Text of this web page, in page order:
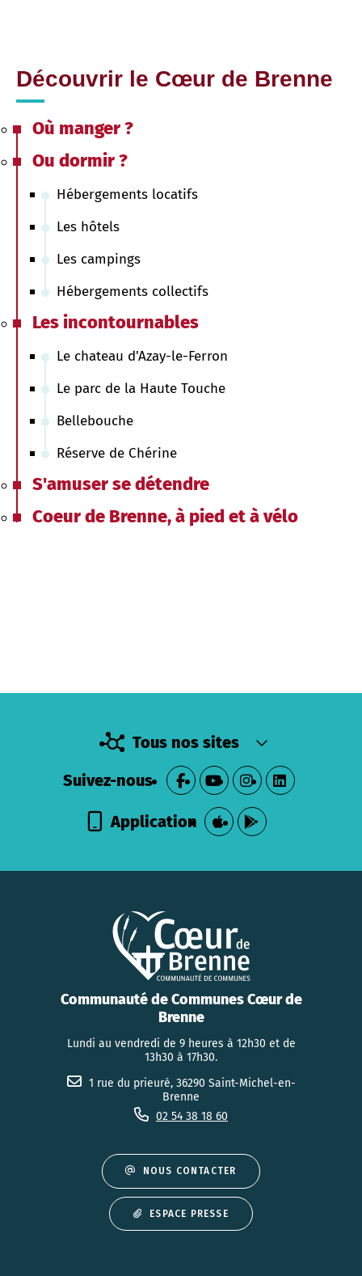
Découvrir le Cœur de Brenne
Où manger ?
Ou dormir ?
Hébergements locatifs
Les hôtels
Les campings
Hébergements collectifs
Les incontournables
Le chateau d'Azay-le-Ferron
Le parc de la Haute Touche
Bellebouche
Réserve de Chérine
S'amuser se détendre
Coeur de Brenne, à pied et à vélo
Tous nos sites
Suivez-nous
Application
Communauté de Communes Cœur de
Brenne
Lundi au vendredi de 9 heures à 12h30 et de
13h30 à 17h30.
1 rue du prieuré, 36290 Saint-Michel-en-
Brenne
02 54 38 18 60
NOUS CONTACTER
ESPACE PRESSE